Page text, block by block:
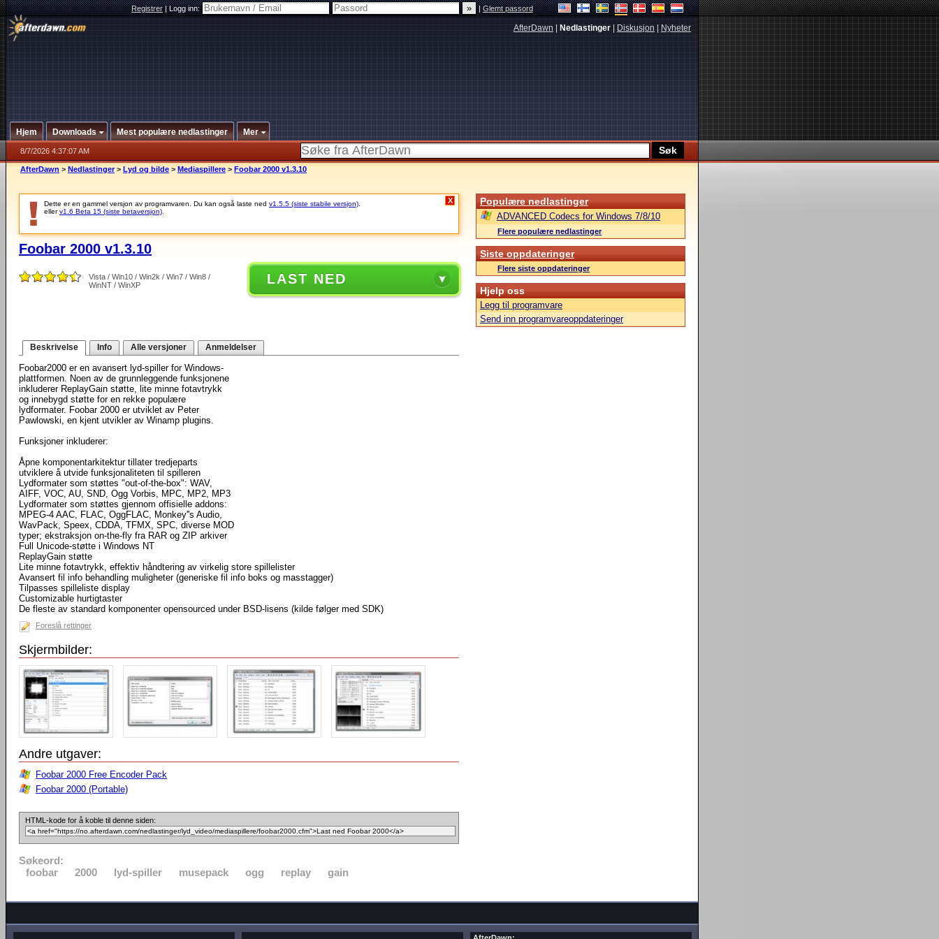
Registrer|Logg inn: |Glemt passord
AfterDawn Nedlastinger Diskusjon Nyheter
Hjem Downloads Mest populære nedlastinger Mer
8/7/2026 4:37:07 AM
AfterDawn > Nedlastinger > Lyd og bilde > Mediaspillere > Foobar 2000 v1.3.10
Dette er en gammel versjon av programvaren. Du kan også laste ned v1.5.5 (siste stabile versjon)
ellerv1.6 Beta 15 (siste betaversjon)
X
Foobar 2000 v1.3.10
Vista / Win10 / Win2k / Win7 / Win8 /
WinNT / WinXP
LAST NED
Beskrivelse Info Alle versjoner Anmeldelser
Foobar2000 er en avansert lyd-spiller for Windows-
plattformen. Noen av de grunnleggende funksjonene
inkluderer ReplayGain støtte, lite minne fotavtrykk
og innebygd støtte for en rekke populære
lydformater. Foobar 2000 er utviklet av Peter
Pawlowski, en kjent utvikler av Winamp plugins.
Funksjoner inkluderer:
Åpne komponentarkitektur tillater tredjeparts
utviklere å utvide funksjonaliteten til spilleren
Lydformater som støttes "out-of-the-box": WAV,
AIFF, VOC, AU, SND, Ogg Vorbis, MPC, MP2, MP3
Lydformater som støttes gjennom offisielle addons:
MPEG-4 AAC, FLAC, OggFLAC, Monkey''s Audio,
WavPack, Speex, CDDA, TFMX, SPC, diverse MOD
typer; ekstraksjon on-the-fly fra RAR og ZIP arkiver
Full Unicode-støtte i Windows NT
ReplayGain støtte
Lite minne fotavtrykk, effektiv håndtering av virkelig store spillelister
Avansert fil info behandling muligheter (generiske fil info boks og masstagger)
Tilpasses spilleliste display
Customizable hurtigtaster
De fleste av standard komponenter opensourced under BSD-lisens (kilde følger med SDK)
Foreslå rettinger
Skjermbilder:
Andre utgaver:
Foobar 2000 Free Encoder Pack
Foobar 2000 (Portable)
HTML-kode for å koble til denne siden:
Søkeord:
foobar
2000 lyd-spiller musepack ogg replay gain
Populære nedlastinger
ADVANCED Codecs for Windows 7/8/10
Flere populære nedlastinger
Siste oppdateringer
Flere siste oppdateringer
Hjelp oss
Legg til programvare
Send inn programvareoppdateringer